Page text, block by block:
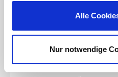
Alle
Nur notwendige
Montage
Wenn die
Reihenfolge:
1 - Griffstellung wie